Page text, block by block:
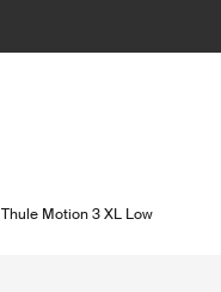
Thule Motion 3 XL Low